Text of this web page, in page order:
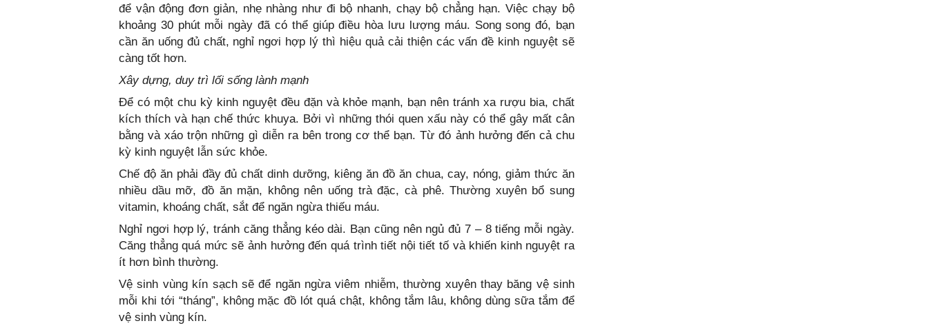
để vận động đơn giản, nhẹ nhàng như đi bộ nhanh, chạy bộ chẳng hạn. Việc chạy bộ
khoảng 30 phút mỗi ngày đã có thể giúp điều hòa lưu lượng máu. Song song đó, bạn
cần ăn uống đủ chất, nghỉ ngơi hợp lý thì hiệu quả cải thiện các vấn đề kinh nguyệt sẽ
càng tốt hơn.
Xây dựng, duy trì lối sống lành mạnh
Để có một chu kỳ kinh nguyệt đều đặn và khỏe mạnh, bạn nên tránh xa rượu bia, chất
kích thích và hạn chế thức khuya. Bởi vì những thói quen xấu này có thể gây mất cân
bằng và xáo trộn những gì diễn ra bên trong cơ thể bạn. Từ đó ảnh hưởng đến cả chu
kỳ kinh nguyệt lẫn sức khỏe.
Chế độ ăn phải đầy đủ chất dinh dưỡng, kiêng ăn đồ ăn chua, cay, nóng, giảm thức ăn
nhiều dầu mỡ, đồ ăn mặn, không nên uống trà đặc, cà phê. Thường xuyên bổ sung
vitamin, khoáng chất, sắt để ngăn ngừa thiếu máu.
Nghỉ ngơi hợp lý, tránh căng thẳng kéo dài. Bạn cũng nên ngủ đủ 7 – 8 tiếng mỗi ngày.
Căng thẳng quá mức sẽ ảnh hưởng đến quá trình tiết nội tiết tố và khiến kinh nguyệt ra
ít hơn bình thường.
Vệ sinh vùng kín sạch sẽ để ngăn ngừa viêm nhiễm, thường xuyên thay băng vệ sinh
mỗi khi tới “tháng”, không mặc đồ lót quá chật, không tắm lâu, không dùng sữa tắm để
vệ sinh vùng kín.